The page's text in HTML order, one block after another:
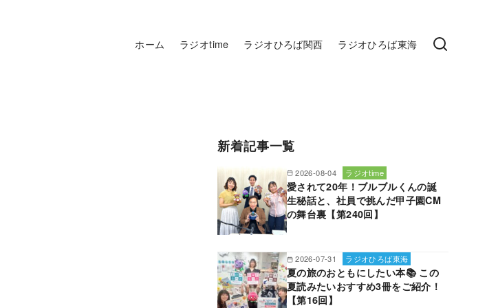
ホーム ラジオtime ラジオひろば関西 ラジオひろば東海
新着記事一覧
2026-08-04 ラジオtime
愛されて20年！ブルブルくんの誕
生秘話と、社員で挑んだ甲子園CM
の舞台裏【第240回】
2026-07-31 ラジオひろば東海
夏の旅のおともにしたい本📚 この
夏読みたいおすすめ3冊をご紹介！
【第16回】